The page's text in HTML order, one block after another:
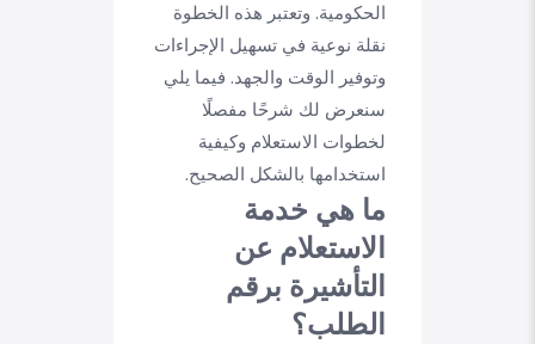
الحكومية. وتعتبر هذه الخطوة
نقلة نوعية في تسهيل الإجراءات
وتوفير الوقت والجهد. فيما يلي
سنعرض لك شرحًا مفصلًا
لخطوات الاستعلام وكيفية
استخدامها بالشكل الصحيح.
ما هي خدمة
الاستعلام عن
التأشيرة برقم
الطلب؟